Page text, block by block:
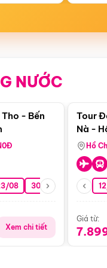
NƯỚC
Điểm nổi bật
Tho - Bến
08 30/08 06/09
Xem chi tiết
Tour
Nà -
Nha
Hồ
Giá từ: